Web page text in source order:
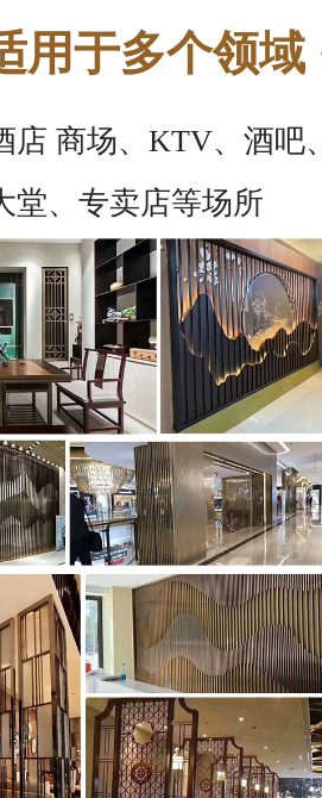
用于多个领域
店 商场、KTV、酒吧
堂、专卖店等场所